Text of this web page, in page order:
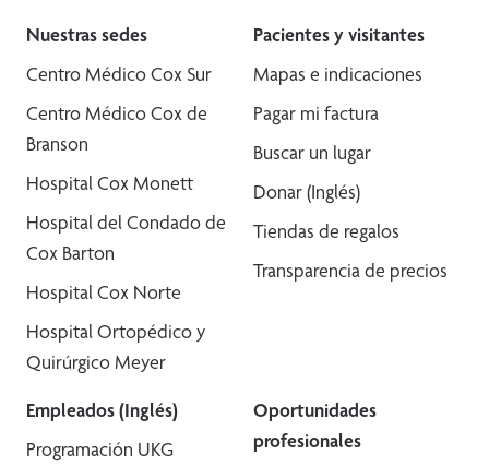
Nuestras sedes
Centro Médico Cox Sur
Centro Médico Cox de
Branson
Hospital Cox Monett
Hospital del Condado de
Cox Barton
Hospital Cox Norte
Hospital Ortopédico y
Quirúrgico Meyer
Pacientes y visitantes
Mapas e indicaciones
Pagar mi factura
Buscar un lugar
Donar (Inglés)
Tiendas de regalos
Transparencia de precios
Empleados (Inglés)
Programación UKG
Oportunidades
profesionales